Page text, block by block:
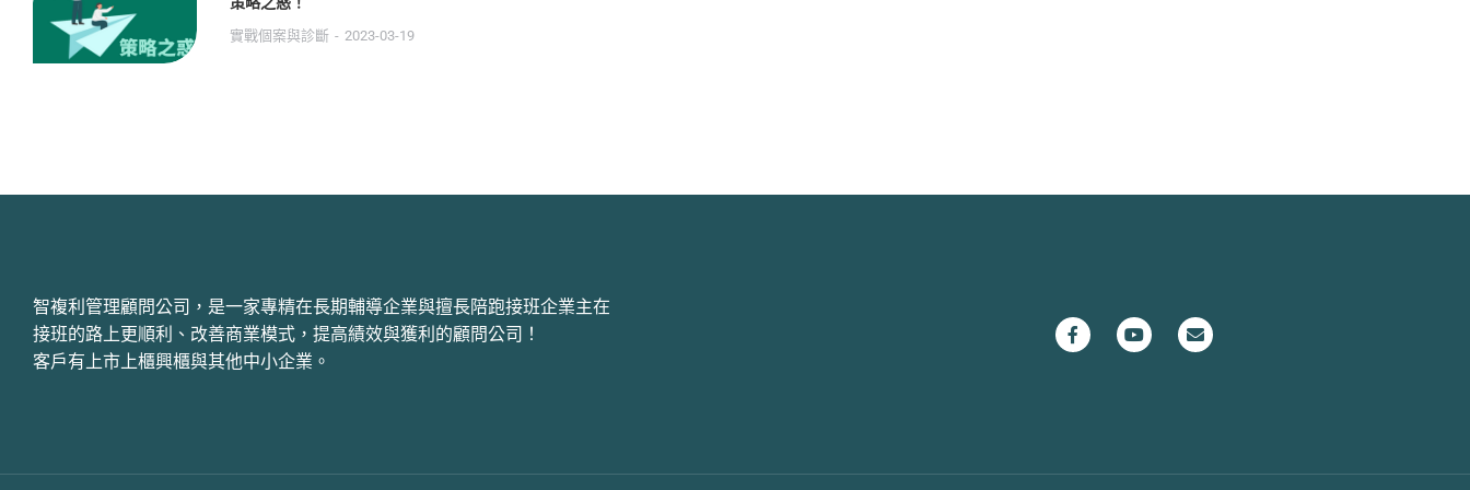
實戰個案與診斷 2023-03-19
智複利管理顧問公司，是一家專精在長期輔導企業與擅長陪跑接班企業主在
接班的路上更順利、改善商業模式，提高績效與獲利的顧問公司！
客戶有上市上櫃興櫃與其他中小企業。